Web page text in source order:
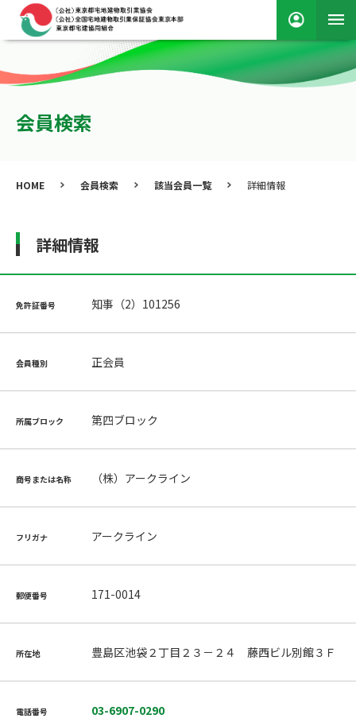
会員検索
HOME 会員検索 該当会員一覧 詳細情報
詳細情報
免許証番号 知事（2）101256
会員種別 正会員
所属ブロック 第四ブロック
商号または名称 （株）アークライン
フリガナ アークライン
郵便番号 171-0014
所在地 豊島区池袋２丁目２３－２４ 藤西ビル別館３Ｆ
電話番号 03-6907-0290